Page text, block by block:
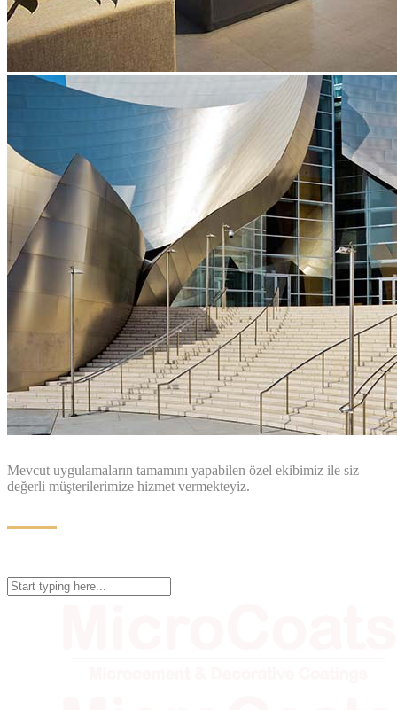
Mevcut uygulamaların tamamını yapabilen özel ekibimiz ile siz
değerli müşterilerimize hizmet vermekteyiz.